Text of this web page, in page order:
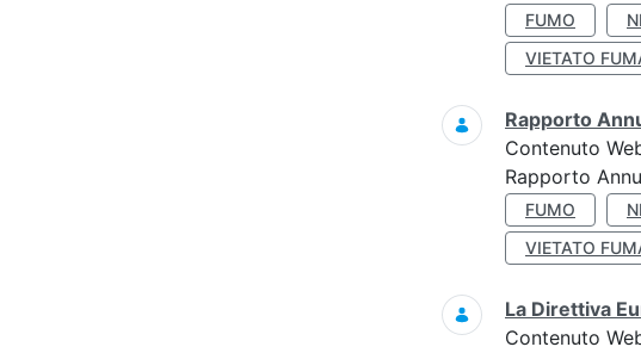
FUMO
VIETATO
Rapporto
Contenuto
Rapporto
FUMO
VIETATO
La Direttiva
Contenuto